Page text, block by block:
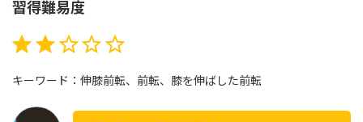
習得難易度
⭐⭐
キーワード：伸膝前転、前転、膝を伸ばした前転